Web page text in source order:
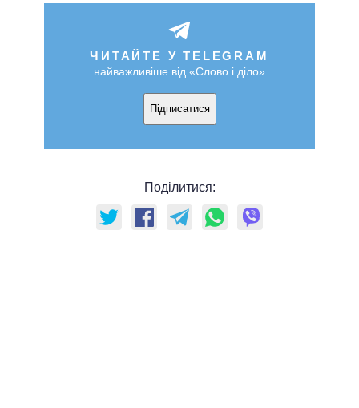
ЧИТАЙТЕ У TELEGRAM
найважливіше від «Слово і діло»
Підписатися
Поділитися: